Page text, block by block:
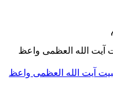
آیت الله العظمی واعظ